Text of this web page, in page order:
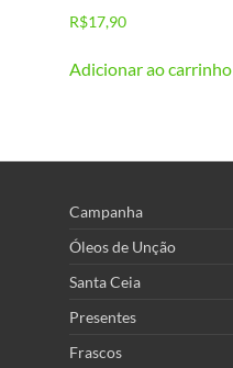
R$17,90
Adicionar ao carrinho
Campanha
Óleos de Unção
Santa Ceia
Presentes
Frascos